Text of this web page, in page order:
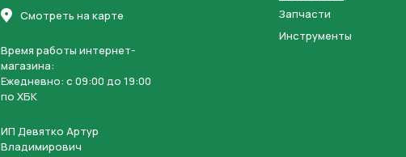
Смотреть на карте
Время работы интернет-
магазина:
Ежедневно: c 09:00 до 19:00
по ХБК
ИП Девятко Артур
Владимирович
Запчасти
Инструменты